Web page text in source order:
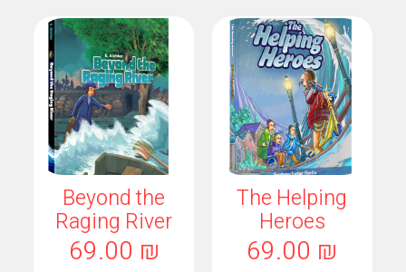
The Helping
Heroes
69.00
Beyond the
Raging River
69.00